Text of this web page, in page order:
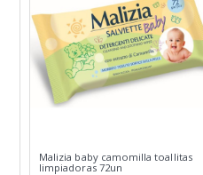
Malizia baby camomilla toallitas
limpiadoras 72un